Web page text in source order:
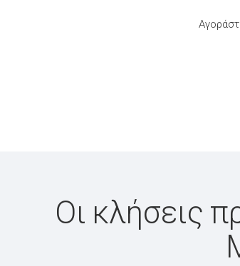
Οι κλήσεις